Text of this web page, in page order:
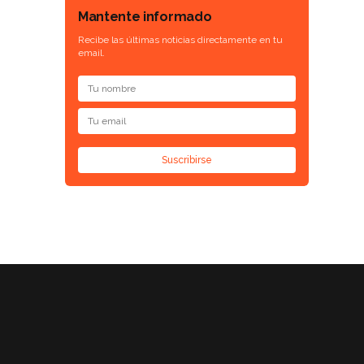
Mantente informado
Recibe las últimas noticias directamente en tu
email.
Suscribirse